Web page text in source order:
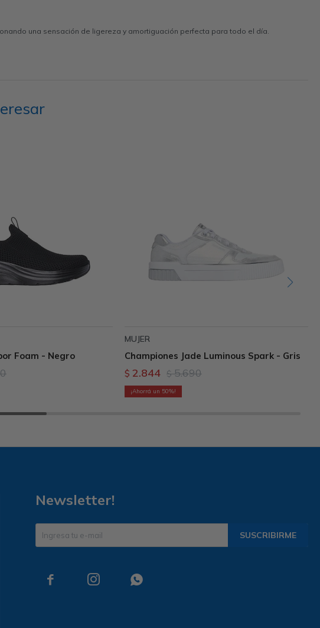
una sensación de ligereza y amortiguación perfecta para todo el día.
Foam - Negro
MUJER
Championes Jade Luminous Spark - Gris
$ 2.844 $ 5.690
50
Newsletter!
SUSCRIBIRME
  